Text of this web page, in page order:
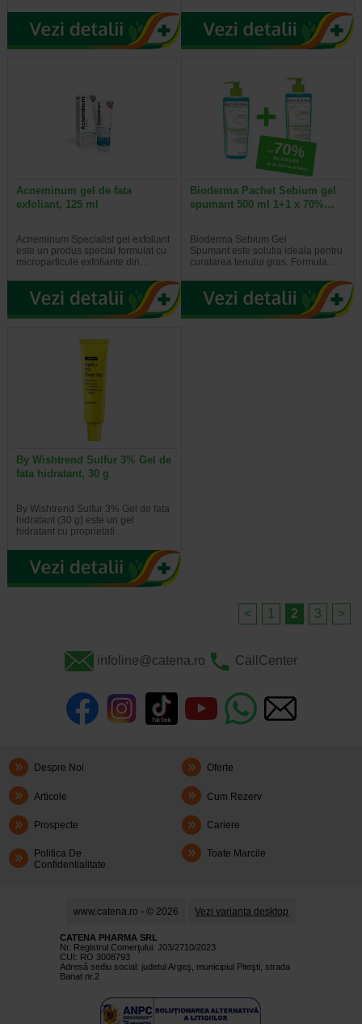
Acneminum gel de fata
exfoliant, 125 ml
Acneminum Specialist gel exfoliant
este un produs special formulat cu
microparticule exfoliante din…
Bioderma Pachet Sebium gel
spumant 500 ml 1+1 x 70%…
Bioderma Sebium Gel
Spumant este solutia ideala pentru
curatarea tenului gras. Formula…
By Wishtrend Sulfur 3% Gel de
fata hidratant, 30 g
By Wishtrend Sulfur 3% Gel de fata
hidratant (30 g) este un gel
hidratant cu proprietati…
< 1 2 3 >
infoline@catena.ro CallCenter
Despre Noi Oferte
Articole Cum Rezerv
Prospecte Cariere
Politica De
Confidentialitate
Toate Marcile
www.catena.ro - © 2026 Vezi varianta desktop
CATENA PHARMA SRL
Nr. Registrul Comerţului: J03/2710/2023
CUI: RO 3008793
Adresă sediu social: judetul Argeş, municipiul Piteşti, strada
Banat nr.2